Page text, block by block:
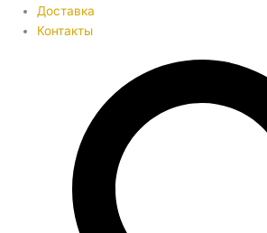
Доставка
Контакты